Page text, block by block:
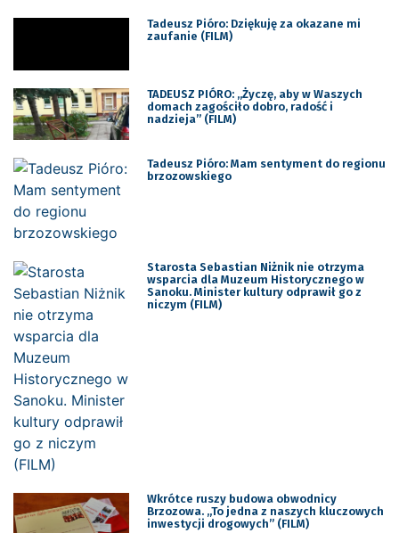
Tadeusz Pióro: Dziękuję za okazane mi
zaufanie (FILM)
TADEUSZ PIÓRO: „Życzę, aby w Waszych
domach zagościło dobro, radość i
nadzieja” (FILM)
Tadeusz Pióro: Mam sentyment do regionu
brzozowskiego
Starosta Sebastian Niżnik nie otrzyma
wsparcia dla Muzeum Historycznego w
Sanoku. Minister kultury odprawił go z
niczym (FILM)
Wkrótce ruszy budowa obwodnicy
Brzozowa. „To jedna z naszych kluczowych
inwestycji drogowych” (FILM)